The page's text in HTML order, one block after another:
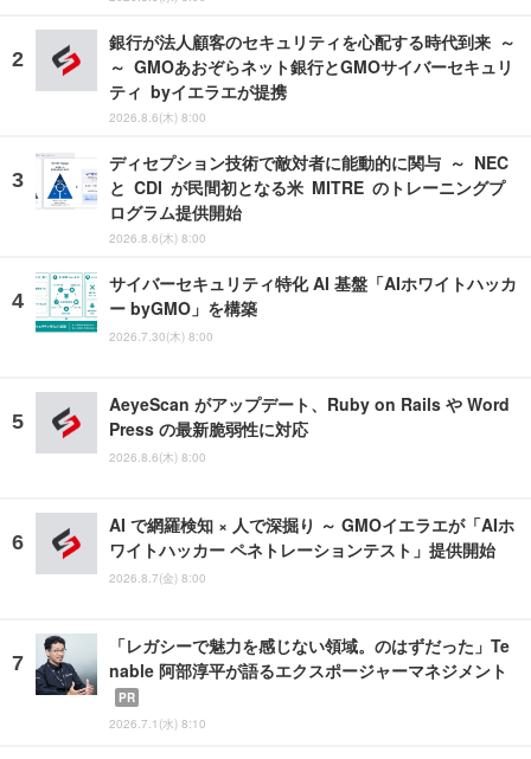
銀行が法人顧客のセキュリティを心配する時代到来 ～
～ GMOあおぞらネット銀行とGMOサイバーセキュリ
ティ byイエラエが提携
2026.8.6(木) 8:00
ディセプション技術で敵対者に能動的に関与 ～ NEC
と CDI が民間初となる米 MITRE のトレーニングプ
ログラム提供開始
2026.8.6(木) 8:00
サイバーセキュリティ特化 AI 基盤「AIホワイトハッカ
ー byGMO」を構築
2026.7.30(木) 8:00
AeyeScan がアップデート、Ruby on Rails や Word
Press の最新脆弱性に対応
2026.8.6(木) 8:00
AI で網羅検知 × 人で深掘り ～ GMOイエラエが「AIホ
ワイトハッカー ペネトレーションテスト」提供開始
2026.8.7(金) 8:00
「レガシーで魅力を感じない領域。のはずだった」Te
nable 阿部淳平が語るエクスポージャーマネジメント
PR
2026.7.1(水) 8:10